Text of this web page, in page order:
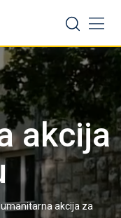
akcija
akcija za